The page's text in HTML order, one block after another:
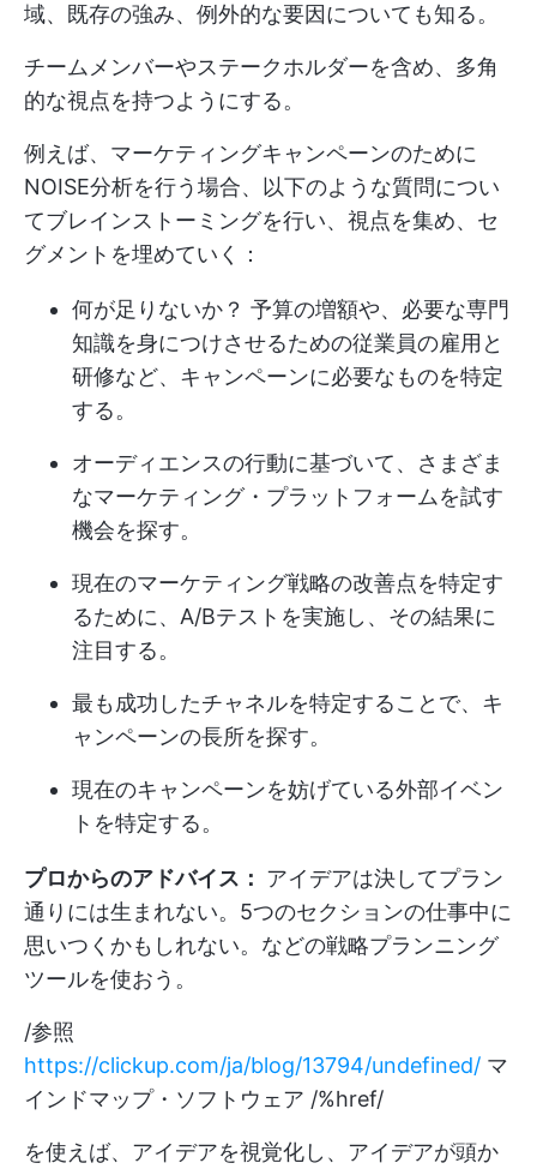
域、既存の強み、例外的な要因についても知る。
チームメンバーやステークホルダーを含め、多角
的な視点を持つようにする。
例えば、マーケティングキャンペーンのために
NOISE分析を行う場合、以下のような質問につい
てブレインストーミングを行い、視点を集め、セ
グメントを埋めていく：
何が足りないか？ 予算の増額や、必要な専門
知識を身につけさせるための従業員の雇用と
研修など、キャンペーンに必要なものを特定
する。
オーディエンスの行動に基づいて、さまざま
なマーケティング・プラットフォームを試す
機会を探す。
現在のマーケティング戦略の改善点を特定す
るために、A/Bテストを実施し、その結果に
注目する。
最も成功したチャネルを特定することで、キ
ャンペーンの長所を探す。
現在のキャンペーンを妨げている外部イベン
トを特定する。
プロからのアドバイス： アイデアは決してプラン
通りには生まれない。5つのセクションの仕事中に
思いつくかもしれない。などの戦略プランニング
ツールを使おう。
/参照
https://clickup.com/ja/blog/13794/undefined/ マ
インドマップ・ソフトウェア /%href/
を使えば、アイデアを視覚化し、アイデアが頭か